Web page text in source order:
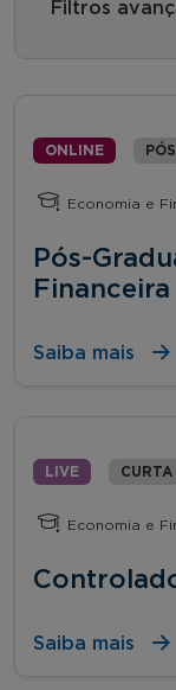
Filtros
ONLINE
Economia e
Pós-
Financeira
Saiba mais
LIVE CURTA
Economia e
Saiba mais